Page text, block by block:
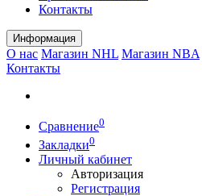
Контакты
Информация
О нас Магазин NHL Магазин NBA
Контакты
Сравнение0
Закладки0
Личный кабинет
Авторизация
Регистрация